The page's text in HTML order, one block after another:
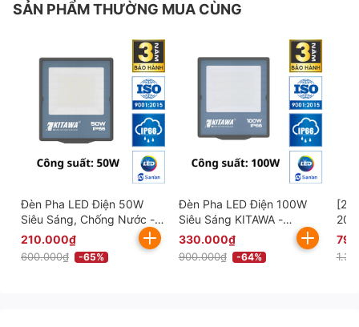
SẢN PHẨM THƯỜNG MUA CÙNG
Đèn Pha LED Điện 50W
Siêu Sáng, Chống Nước -
AC.DP09.50
210.000₫
600.000₫ -65%
Đèn Pha LED Điện 100W
Siêu Sáng KITAWA -
AC.DP09.100
330.000₫
900.000₫ -64%